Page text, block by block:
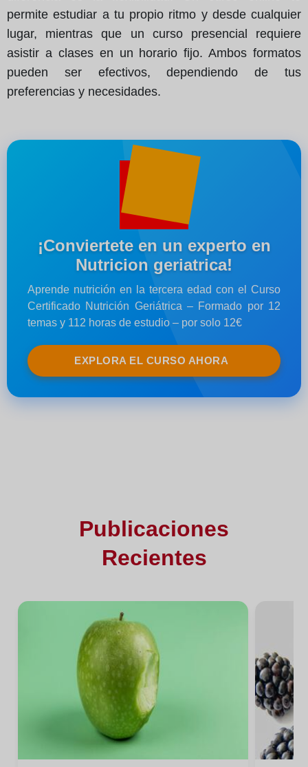
permite estudiar a tu propio ritmo y desde cualquier
lugar, mientras que un curso presencial requiere
asistir a clases en un horario fijo. Ambos formatos
pueden ser efectivos, dependiendo de tus
preferencias y necesidades.
¡Conviertete en un experto en
Nutricion geriatrica!
Aprende nutrición en la tercera edad con el Curso
Certificado Nutrición Geriátrica – Formado por 12
temas y 112 horas de estudio – por solo 12€
EXPLORA EL CURSO AHORA
Publicaciones
Recientes